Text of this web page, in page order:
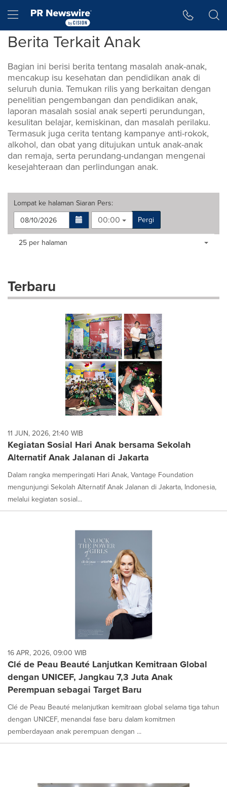
Hamburger menu
Berita Terkait Anak
Bagian ini berisi berita tentang masalah anak-anak,
mencakup isu kesehatan dan pendidikan anak di
seluruh dunia. Temukan rilis yang berkaitan dengan
penelitian pengembangan dan pendidikan anak,
laporan masalah sosial anak seperti perundungan,
kesulitan belajar, kemiskinan, dan masalah perilaku.
Termasuk juga cerita tentang kampanye anti-rokok,
alkohol, dan obat yang ditujukan untuk anak-anak
dan remaja, serta perundang-undangan mengenai
kesejahteraan dan perlindungan anak.
Lompat ke halaman Siaran Pers:
00:00
Pergi
Making
dropdown
will
each
option
is
selected.
Items per page:
25 per halaman
Terbaru
11 JUN, 2026, 21:40 WIB
Kegiatan Sosial Hari Anak bersama Sekolah
Alternatif Anak Jalanan di Jakarta
Dalam rangka memperingati Hari Anak, Vantage Foundation
mengunjungi Sekolah Alternatif Anak Jalanan di Jakarta, Indonesia,
melalui kegiatan sosial...
16 APR, 2026, 09:00 WIB
Clé de Peau Beauté Lanjutkan Kemitraan Global
dengan UNICEF, Jangkau 7,3 Juta Anak
Perempuan sebagai Target Baru
Clé de Peau Beauté melanjutkan kemitraan global selama tiga tahun
dengan UNICEF, menandai fase baru dalam komitmen
pemberdayaan anak perempuan dengan ...